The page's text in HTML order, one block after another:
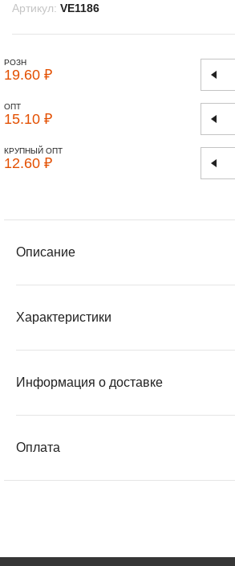
Артикул: VE1186
РОЗН
19.60 ₽
ОПТ
15.10 ₽
КРУПНЫЙ ОПТ
12.60 ₽
Описание
Характеристики
Информация о доставке
Оплата